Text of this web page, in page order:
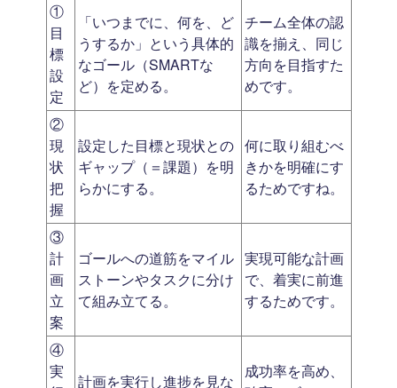
①
目
標
設
定
「いつまでに、何を、ど
うするか」という具体的
なゴール（SMARTな
ど）を定める。
チーム全体の認
識を揃え、同じ
方向を目指すた
めです。
②
現
状
把
握
設定した目標と現状との
ギャップ（＝課題）を明
らかにする。
何に取り組むべ
きかを明確にす
るためですね。
③
計
画
立
案
ゴールへの道筋をマイル
ストーンやタスクに分け
て組み立てる。
実現可能な計画
で、着実に前進
するためです。
④
実
計画を実行し進捗を見な
成功率を高め、